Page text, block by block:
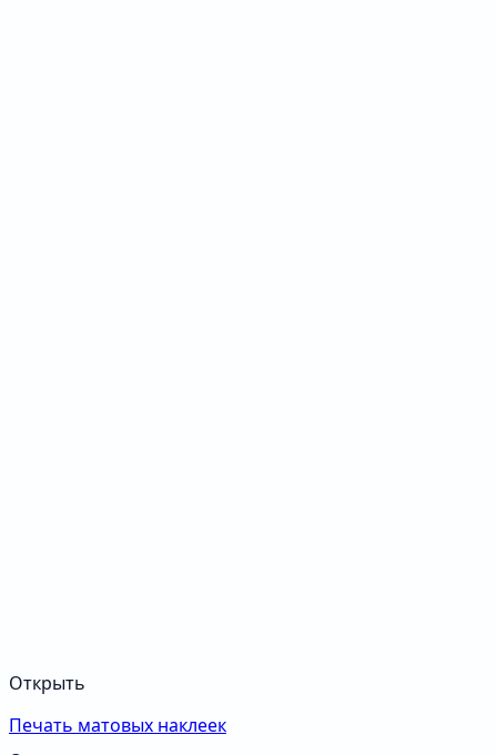
Открыть
Печать матовых наклеек